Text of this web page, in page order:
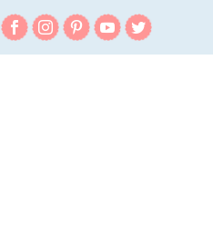
FacebookInstagram
PinterestYouTube
Twitter